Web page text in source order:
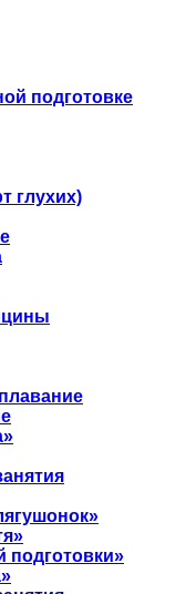
подготовке
глухих)
подготовки»